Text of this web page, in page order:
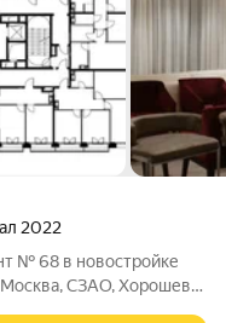
2022
№ 68 в новостройке
СЗАО, Хорошево-